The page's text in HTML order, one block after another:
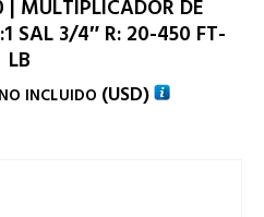
MULTIPLICADOR DE
SAL 3/4″ R: 20-450 FT-
LB
INCLUIDO (USD)